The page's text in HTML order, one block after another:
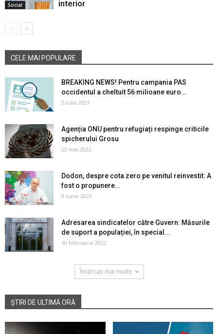
Social interior
CELE MAI POPULARE
BREAKING NEWS! Pentru campania PAS
occidentul a cheltuit 56 milioane euro...
5 iulie 2021
Agenția ONU pentru refugiați respinge criticile
spicherului Grosu
23 mai 2022
Dodon, despre cota zero pe venitul reinvestit: A
fost o propunere...
9 iunie 2021
Adresarea sindicatelor către Guvern: Măsurile
de suport a populației, în special...
10 februarie 2022
Încărcați mai multe
ȘTIRI DE ULTIMĂ ORĂ